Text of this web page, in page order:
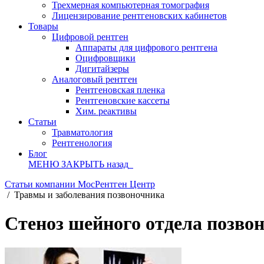
Трехмерная компьютерная томография
Лицензирование рентгеновских кабинетов
Товары
Цифровой рентген
Аппараты для цифрового рентгена
Оцифровщики
Дигитайзеры
Аналоговый рентген
Рентгеновская пленка
Рентгеновские кассеты
Хим. реактивы
Статьи
Травматология
Рентгенология
Блог
МЕНЮ ЗАКРЫТЬ назад
Статьи компании МосРентген Центр
/ Травмы и заболевания позвоночника
Стеноз шейного отдела